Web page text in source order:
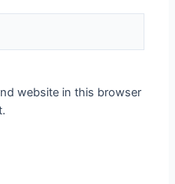
website in this browser